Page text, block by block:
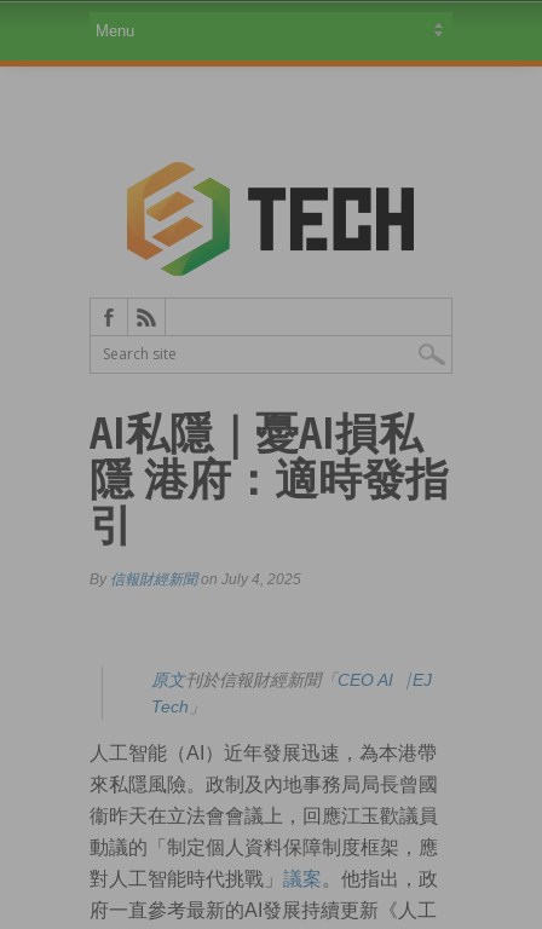
AI私隱｜憂AI損私
隱 港府：適時發指
引
By 信報財經新聞on July 4, 2025
原文刊於信報財經新聞「CEO AI⎹ EJ
Tech 」
人工智能（AI）近年發展迅速，為本港帶
來私隱風險。政制及內地事務局局長曾國
衞昨天在立法會會議上，回應江玉歡議員
動議的「制定個人資料保障制度框架，應
對人工智能時代挑戰」 議案。他指出，政
府一直參考最新的AI發展持續更新《人工